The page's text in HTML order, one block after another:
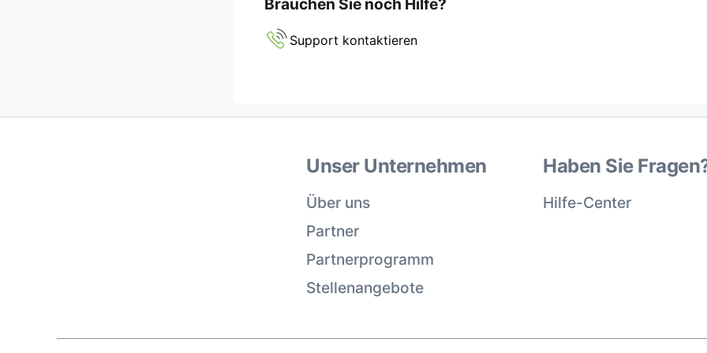
Support kontaktieren
Unser Unternehmen
Über uns
Partner
Partnerprogramm
Stellenangebote
Haben Sie
Hilfe-Center